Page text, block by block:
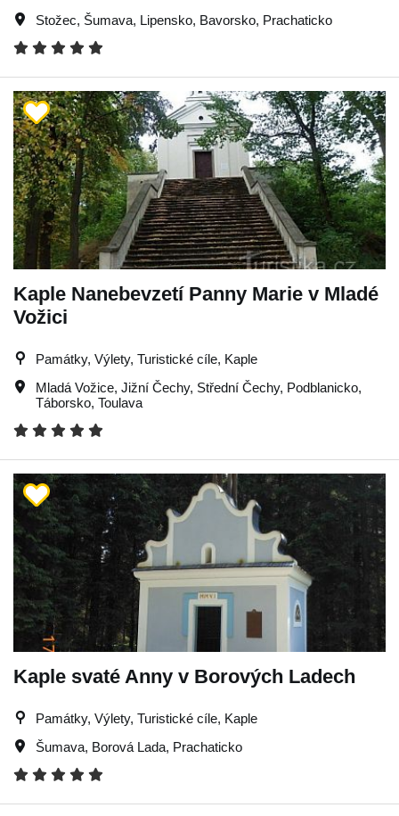
Stožec, Šumava, Lipensko, Bavorsko, Prachaticko
Kaple Nanebevzetí Panny Marie v Mladé
Vožici
Památky, Výlety, Turistické cíle, Kaple
Mladá Vožice, Jižní Čechy, Střední Čechy, Podblanicko,
Táborsko, Toulava
Kaple svaté Anny v Borových Ladech
Památky, Výlety, Turistické cíle, Kaple
Šumava, Borová Lada, Prachaticko